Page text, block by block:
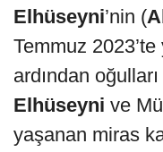
Elhüseyni’nin (
Temmuz
ardından oğulları
Elhüseyni ve
yaşanan miras